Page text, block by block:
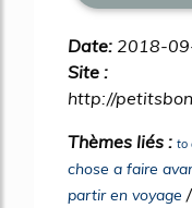
Date: 2018-
Site :
http://
Thèmes liés : to
chose a faire
partir en voyage /